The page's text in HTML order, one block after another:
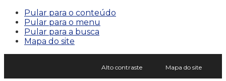
Pular para o conteúdo
Pular para o menu
Pular para a busca
Mapa do site
Alto contraste Mapa do site